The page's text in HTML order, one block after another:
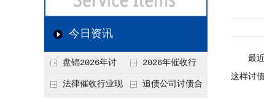
今日资讯
盘锦2026年讨
债新趋势
2026年催收行
业发展现状、竞争格
法律催收行业现 追债公司讨债合
最近很
这样讨